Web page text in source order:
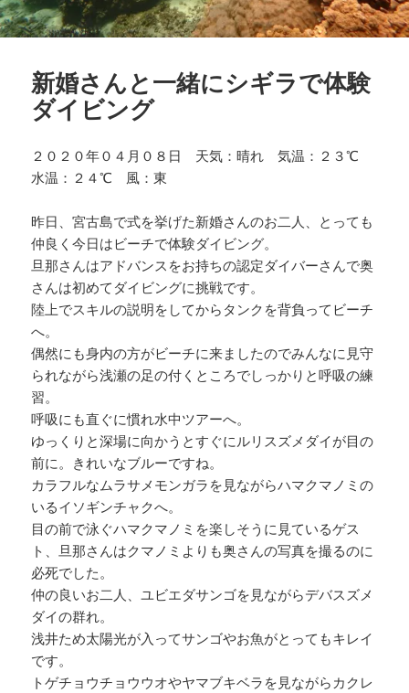
新婚さんと一緒にシギラで体験
ダイビング
２０２０年０４月０８日 天気：晴れ 気温：２３℃
水温：２４℃ 風：東
昨日、宮古島で式を挙げた新婚さんのお二人、とっても
仲良く今日はビーチで体験ダイビング。
旦那さんはアドバンスをお持ちの認定ダイバーさんで奥
さんは初めてダイビングに挑戦です。
陸上でスキルの説明をしてからタンクを背負ってビーチ
へ。
偶然にも身内の方がビーチに来ましたのでみんなに見守
られながら浅瀬の足の付くところでしっかりと呼吸の練
習。
呼吸にも直ぐに慣れ水中ツアーへ。
ゆっくりと深場に向かうとすぐにルリスズメダイが目の
前に。きれいなブルーですね。
カラフルなムラサメモンガラを見ながらハマクマノミの
いるイソギンチャクへ。
目の前で泳ぐハマクマノミを楽しそうに見ているゲス
ト、旦那さんはクマノミよりも奥さんの写真を撮るのに
必死でした。
仲の良いお二人、ユビエダサンゴを見ながらデバスズメ
ダイの群れ。
浅井ため太陽光が入ってサンゴやお魚がとってもキレイ
です。
トゲチョウチョウウオやヤマブキベラを見ながらカクレ